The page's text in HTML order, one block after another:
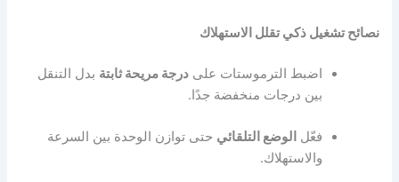
نصائح تشغيل ذكي تقلل الاستهلاك
اضبط الترموستات علىدرجة مريحة ثابتة بدل التنقل
بين درجات منخفضة جدًا.
فعّل الوضع التلقائي حتى توازن الوحدة بين السرعة
والاستهلاك.